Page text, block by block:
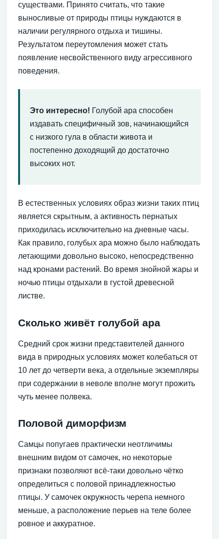
существами. Принято считать, что такие
выносливые от природы птицы нуждаются в
наличии регулярного отдыха и тишины.
Результатом переутомления может стать
появление несвойственного виду агрессивного
поведения.
Это интересно! Голубой ара способен
издавать специфичный зов, начинающийся
с низкого гула в области живота и
постепенно доходящий до достаточно
высоких нот.
В естественных условиях образ жизни таких птиц
является скрытным, а активность пернатых
приходилась исключительно на дневные часы.
Как правило, голубых ара можно было наблюдать
летающими довольно высоко, непосредственно
над кронами растений. Во время знойной жары и
ночью птицы отдыхали в густой древесной
листве.
Сколько живёт голубой ара
Средний срок жизни представителей данного
вида в природных условиях может колебаться от
10 лет до четверти века, а отдельные экземпляры
при содержании в неволе вполне могут прожить
чуть менее полвека.
Половой диморфизм
Самцы попугаев практически неотличимы
внешним видом от самочек, но некоторые
признаки позволяют всё-таки довольно чётко
определиться с половой принадлежностью
птицы. У самочек окружность черепа немного
меньше, а расположение перьев на теле более
ровное и аккуратное.